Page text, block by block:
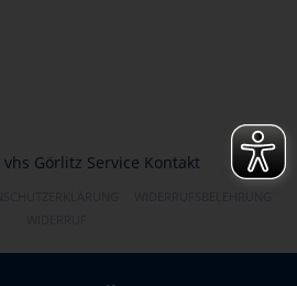
vhs Görlitz Service Kontakt